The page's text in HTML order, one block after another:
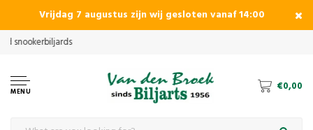
Vrijdag 7 augustus zijn wij gesloten vanaf 14:00
MENU €0,00